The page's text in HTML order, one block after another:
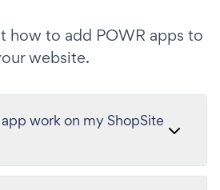
how to add POWR apps to
website.
work on my ShopSite